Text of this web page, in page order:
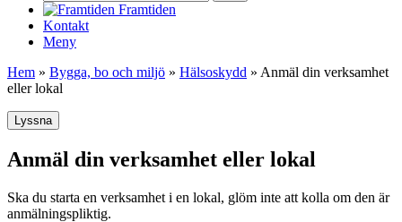
Framtiden
Kontakt
Meny
Hem » Bygga, bo och miljö » Hälsoskydd » Anmäl din verksamhet
eller lokal
Lyssna
Anmäl din verksamhet eller lokal
Ska du starta en verksamhet i en lokal, glöm inte att kolla om den är
anmälningspliktig.